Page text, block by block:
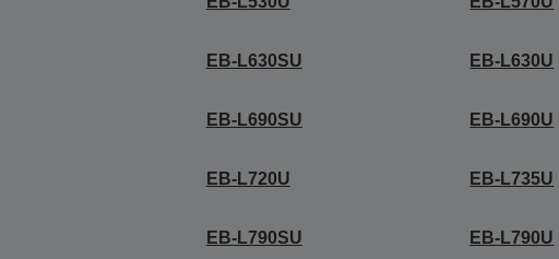
EB-L630SU EB-L630U
EB-L690SU EB-L690U
EB-L720U EB-L735U
EB-L790SU EB-L790U